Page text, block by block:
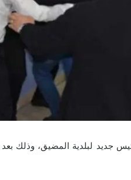
17 فبراير 2020 انتخاب رئيس جديد لبلدية